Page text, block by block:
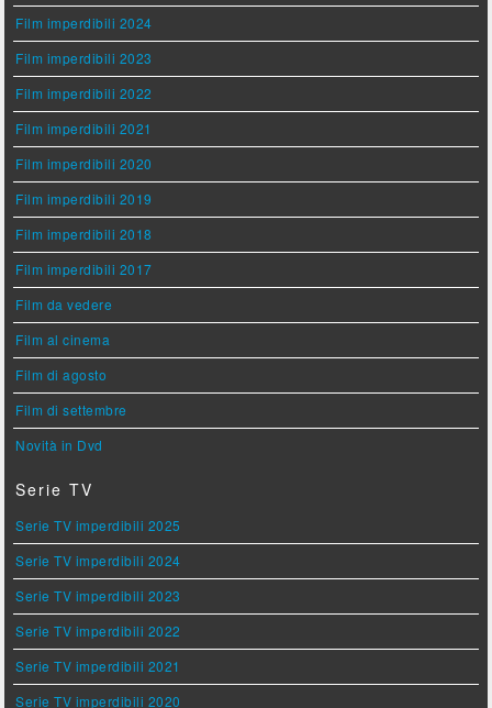
Film imperdibili 2024
Film imperdibili 2023
Film imperdibili 2022
Film imperdibili 2021
Film imperdibili 2020
Film imperdibili 2019
Film imperdibili 2018
Film imperdibili 2017
Film da vedere
Film al cinema
Film di agosto
Film di settembre
Novità in Dvd
Serie TV
Serie TV imperdibili 2025
Serie TV imperdibili 2024
Serie TV imperdibili 2023
Serie TV imperdibili 2022
Serie TV imperdibili 2021
Serie TV imperdibili 2020